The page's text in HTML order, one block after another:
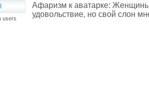
users
Афаризм к аватарке:
удовольствие, но свой слон